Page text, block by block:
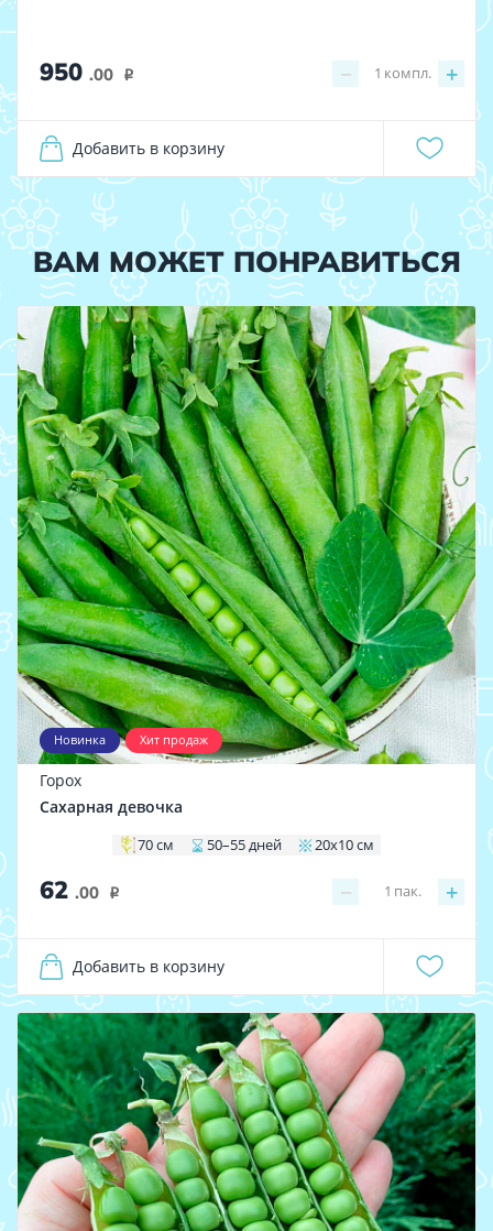
950 .00 i − +
1 компл.
Добавить в корзину
ВАМ МОЖЕТ ПОНРАВИТЬСЯ
Новинка Хит продаж
Горох
Сахарная девочка
70 см 50–55 дней 20х10 см
62 .00 i − +
1 пак.
Добавить в корзину